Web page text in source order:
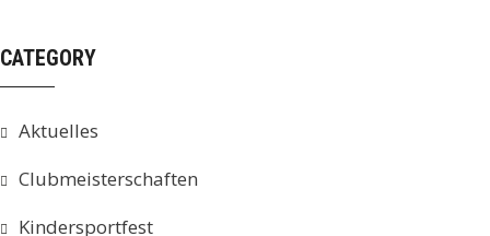
CATEGORY
Aktuelles
Clubmeisterschaften
Kindersportfest